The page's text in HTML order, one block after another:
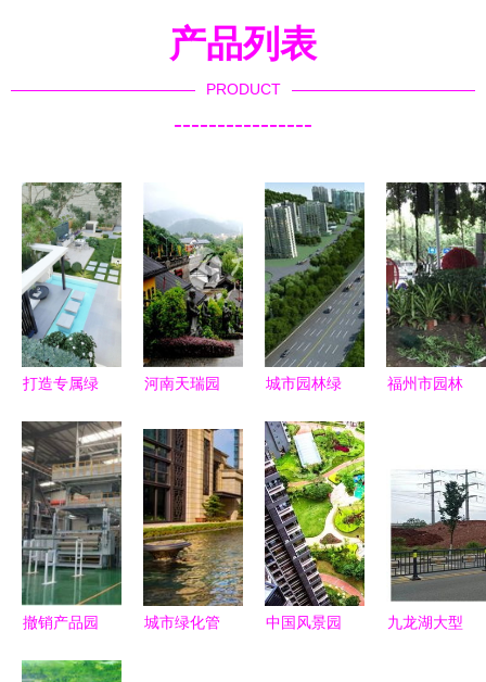
产品列表
PRODUCT
----------------
打造专属绿
墅花园设计
与园林景观
改造全解析
河南天瑞园
安阳地区卵
石路面施工
方案与最低
优惠价格解
析
城市园林绿
及验收规范
推动可持续
发展的绿色
引擎
福州市园林
以优质绿化
献礼十九大
撤销产品园
城市绿化管
中国风景园
九龙湖大型